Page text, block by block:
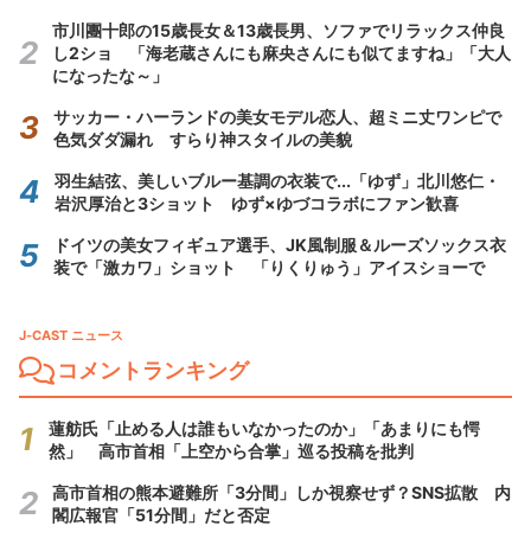
市川團十郎の15歳長女＆13歳長男、ソファでリラックス仲良
し2ショ 「海老蔵さんにも麻央さんにも似てますね」「大人
になったな～」
サッカー・ハーランドの美女モデル恋人、超ミニ丈ワンピで
色気ダダ漏れ すらり神スタイルの美貌
羽生結弦、美しいブルー基調の衣装で...「ゆず」北川悠仁・
岩沢厚治と3ショット ゆず×ゆづコラボにファン歓喜
ドイツの美女フィギュア選手、JK風制服＆ルーズソックス衣
装で「激カワ」ショット 「りくりゅう」アイスショーで
J-CAST ニュース
コメントランキング
蓮舫氏「止める人は誰もいなかったのか」「あまりにも愕
然」 高市首相「上空から合掌」巡る投稿を批判
高市首相の熊本避難所「3分間」しか視察せず？SNS拡散 内
閣広報官「51分間」だと否定